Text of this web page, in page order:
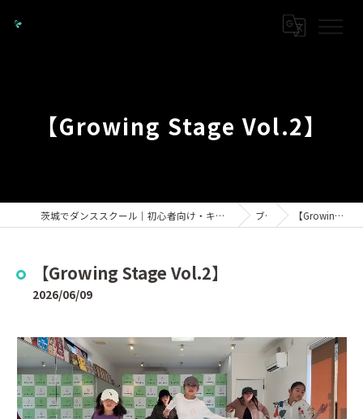
【Growing Stage Vol.2】
茨城でダンススクール｜初心者向け・キッズから大人までKPOPなら「Studio Growing」 ブログ 【Growing Stage Vol.2】
【Growing Stage Vol.2】
2026/06/09